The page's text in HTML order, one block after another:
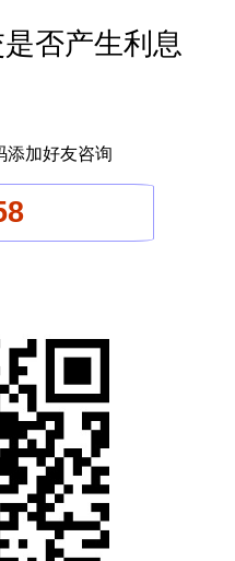
否产生利息
添加好友咨询